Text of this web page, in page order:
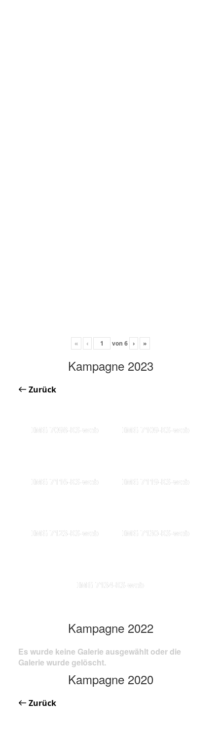
« ‹ von 6 › »
Kampagne 2023
Zurück
IMG 7098-KS-web IMG 7109-KS-web
IMG 7116-KS-web IMG 7119-KS-web
IMG 7123-KS-web IMG 7130-KS-web
IMG 7134-KS-web
Kampagne 2022
Es wurde keine Galerie ausgewählt oder die
Galerie wurde gelöscht.
Kampagne 2020
Zurück